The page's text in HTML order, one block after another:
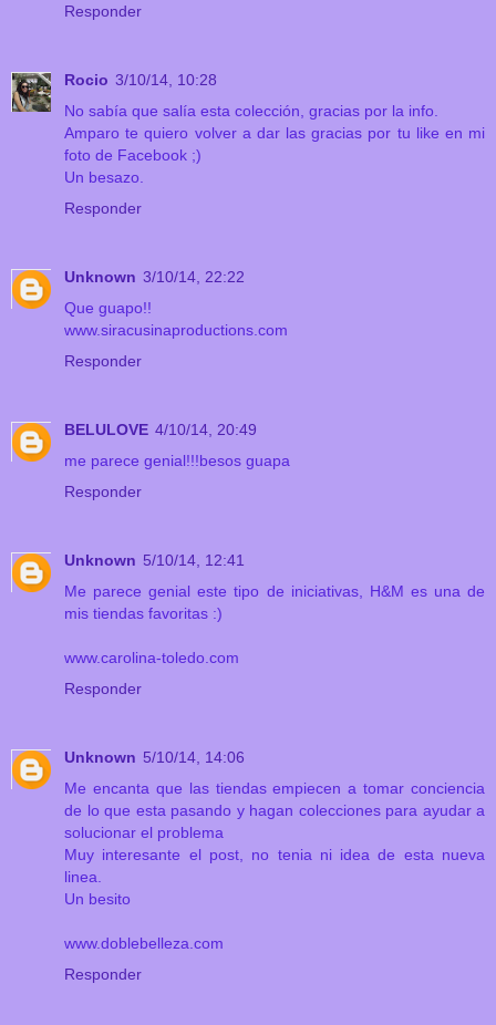
Responder
Rocio 3/10/14, 10:28
No sabía que salía esta colección, gracias por la info.
Amparo te quiero volver a dar las gracias por tu like en mi
foto de Facebook ;)
Un besazo.
Responder
Unknown 3/10/14, 22:22
Que guapo!!
www.siracusinaproductions.com
Responder
BELULOVE 4/10/14, 20:49
me parece genial!!!besos guapa
Responder
Unknown 5/10/14, 12:41
Me parece genial este tipo de iniciativas, H&M es una de
mis tiendas favoritas :)
www.carolina-toledo.com
Responder
Unknown 5/10/14, 14:06
Me encanta que las tiendas empiecen a tomar conciencia
de lo que esta pasando y hagan colecciones para ayudar a
solucionar el problema
Muy interesante el post, no tenia ni idea de esta nueva
linea.
Un besito
www.doblebelleza.com
Responder